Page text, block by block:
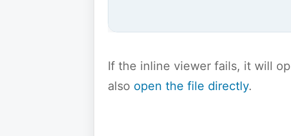
If the inline viewer fails, it will
also open the file directly.